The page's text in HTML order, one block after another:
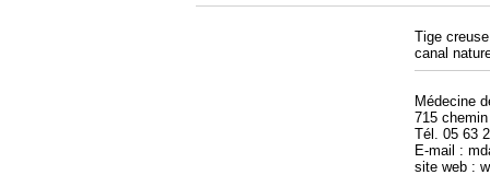
Tige
canal
715
Tél. 05 63
E-mail :
site web :